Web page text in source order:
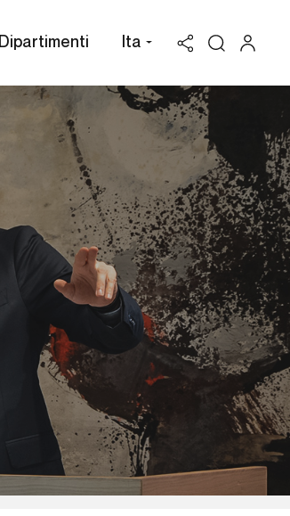
Dipartimenti Ita